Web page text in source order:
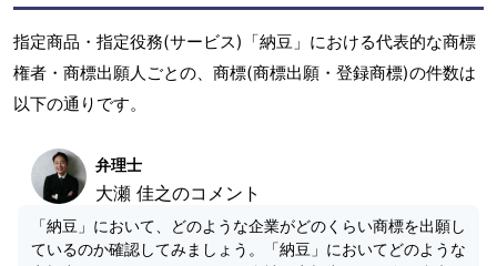
指定商品・指定役務(サービス)「納豆」における代表的な商標
権者・商標出願人ごとの、商標(商標出願・登録商標)の件数は
以下の通りです。
弁理士
大瀬 佳之のコメント
「納豆」において、どのような企業がどのくらい商標を出願し
ているのか確認してみましょう。「納豆」においてどのような